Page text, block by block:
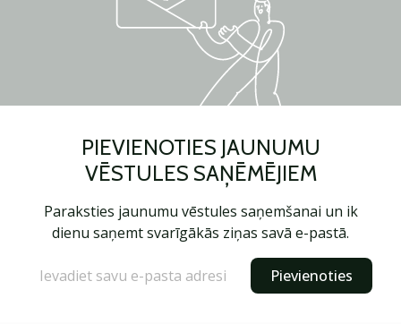
PIEVIENOTIES JAUNUMU
VĒSTULES SAŅĒMĒJIEM
Paraksties jaunumu vēstules saņemšanai un ik
dienu saņemt svarīgākās ziņas savā e-pastā.
Pievienoties